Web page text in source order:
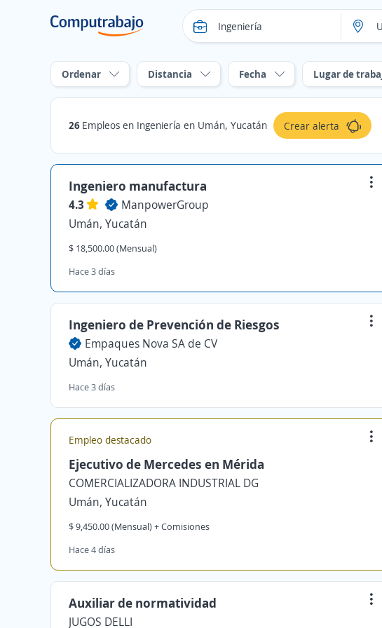
Ordenar Distancia Fecha Lugar de
26 Empleos en Ingeniería en Umán, Yucatán Crear alerta
Ingeniero manufactura
4.3
ManpowerGroup
Umán, Yucatán
$ 18,500.00 (Mensual)
Hace 3 días
Ingeniero de Prevención de Riesgos
Empaques Nova SA de CV
Umán, Yucatán
Hace 3 días
Empleo destacado
Ejecutivo de Mercedes en Mérida
COMERCIALIZADORA INDUSTRIAL DG
Umán, Yucatán
$ 9,450.00 (Mensual) + Comisiones
Hace 4 días
Auxiliar de normatividad
JUGOS DELLI